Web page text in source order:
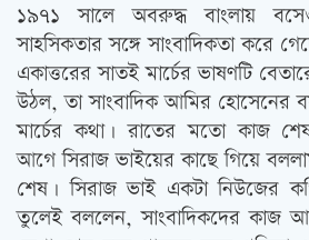
১৯৭১ সালে অবরুদ্ধ বাংলায়
সাহসিকতার সঙ্গে সাংবাদিকতা করে
একাত্তরের সাতই মার্চের ভাষণটি
উঠল, তা সাংবাদিক আমির হোসেনের
মার্চের কথা। রাতের মতো কাজ
আগে সিরাজ ভাইয়ের কাছে গিয়ে
শেষ। সিরাজ ভাই একটা নিউজের
তুলেই বললেন, সাংবাদিকদের কাজ